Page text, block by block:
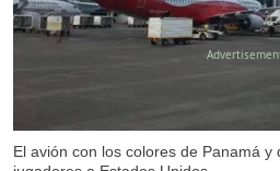
El avión con los colores de Panamá y